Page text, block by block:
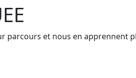
parcours et nous en apprennent